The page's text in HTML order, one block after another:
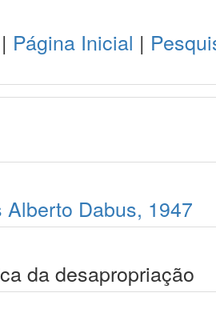
| Página Inicial |
Alberto Dabus, 1947
da desapropriação